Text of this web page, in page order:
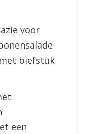
voor
biefstuk
een